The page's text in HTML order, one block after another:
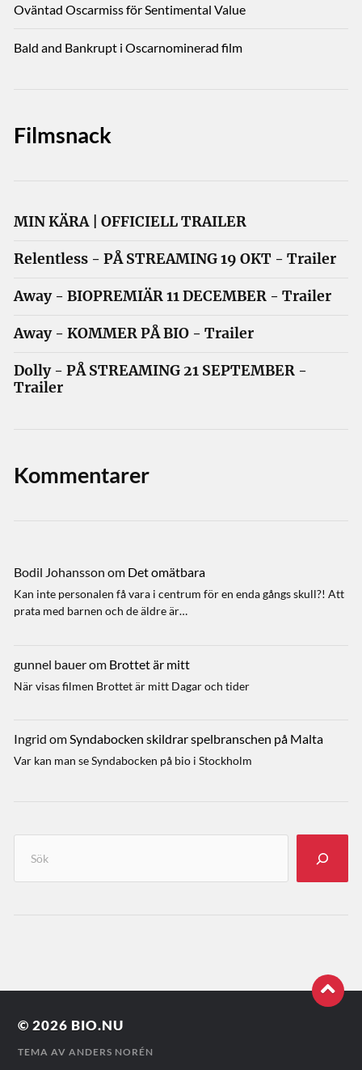
Oväntad Oscarmiss för Sentimental Value
Bald and Bankrupt i Oscarnominerad film
Filmsnack
MIN KÄRA | OFFICIELL TRAILER
Relentless - PÅ STREAMING 19 OKT - Trailer
Away - BIOPREMIÄR 11 DECEMBER - Trailer
Away - KOMMER PÅ BIO - Trailer
Dolly - PÅ STREAMING 21 SEPTEMBER -
Trailer
Kommentarer
Bodil Johansson om Det omätbara
Kan inte personalen få vara i centrum för en enda gångs skull?! Att
prata med barnen och de äldre är…
gunnel bauerom Brottet är mitt
När visas filmen Brottet är mitt Dagar och tider
Ingrid omSyndabocken skildrar spelbranschen på Malta
Var kan man se Syndabocken på bio i Stockholm
© 2026 BIO.NU
TEMA AVANDERS NORÉN